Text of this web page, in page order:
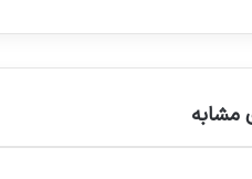
مشابه